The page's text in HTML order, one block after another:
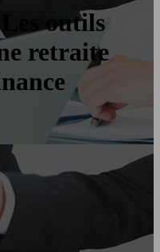
outils
retraite